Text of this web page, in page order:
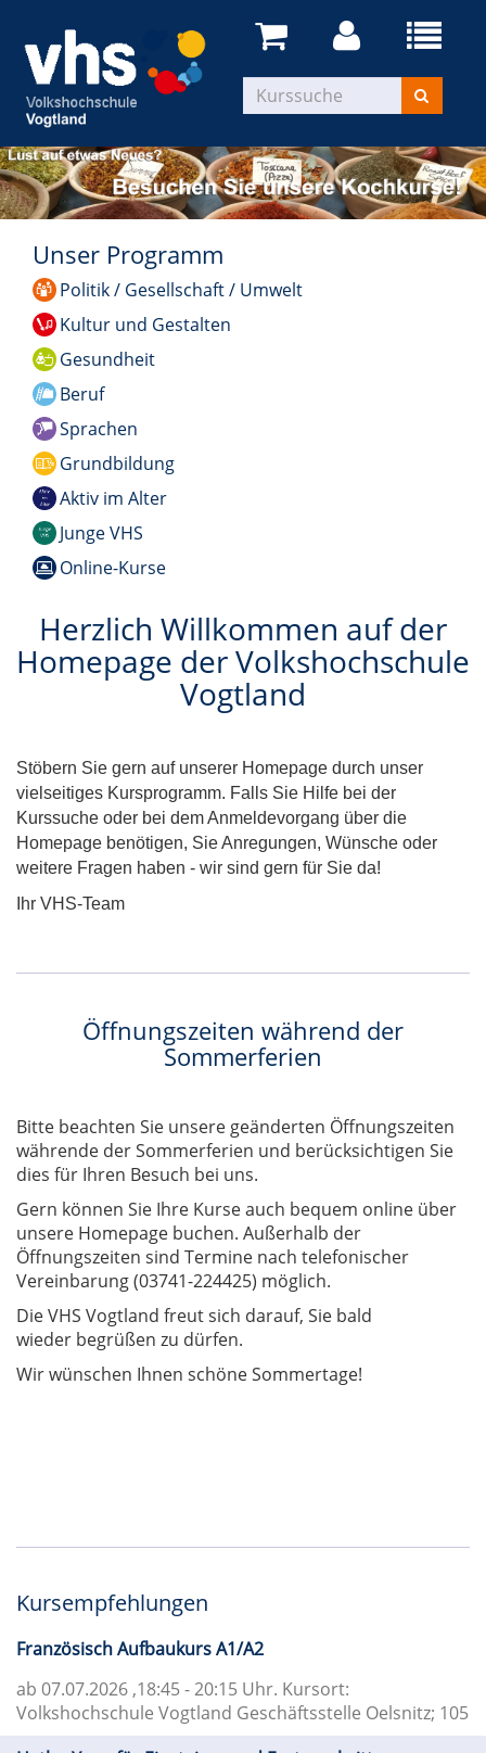
Unser Programm
Politik / Gesellschaft / Umwelt
Kultur und Gestalten
Gesundheit
Beruf
Sprachen
Grundbildung
Aktiv im Alter
Junge VHS
Online-Kurse
Herzlich Willkommen auf der
Homepage der Volkshochschule
Vogtland
Stöbern Sie gern auf unserer Homepage durch unser
vielseitiges Kursprogramm. Falls Sie Hilfe bei der
Kurssuche oder bei dem Anmeldevorgang über die
Homepage benötigen, Sie Anregungen, Wünsche oder
weitere Fragen haben - wir sind gern für Sie da!
Ihr VHS-Team
Öffnungszeiten während der
Sommerferien
Bitte beachten Sie unsere geänderten Öffnungszeiten
währende der Sommerferien und berücksichtigen Sie
dies für Ihren Besuch bei uns.
Gern können Sie Ihre Kurse auch bequem online über
unsere Homepage buchen. Außerhalb der
Öffnungszeiten sind Termine nach telefonischer
Vereinbarung (03741-224425) möglich.
Die VHS Vogtland freut sich darauf, Sie bald
wieder begrüßen zu dürfen.
Wir wünschen Ihnen schöne Sommertage!
Kursempfehlungen
Französisch Aufbaukurs A1/A2
ab 07.07.2026 ,18:45 - 20:15 Uhr. Kursort:
Volkshochschule Vogtland Geschäftsstelle Oelsnitz; 105